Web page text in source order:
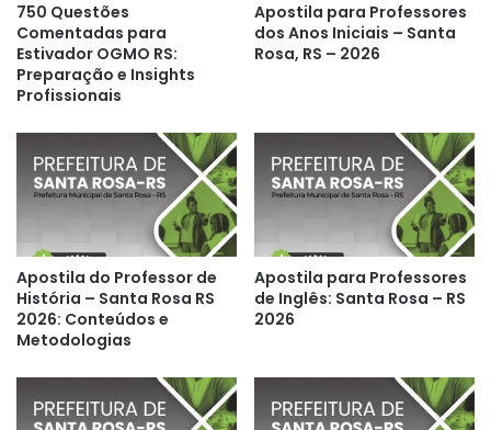
750 Questões
Comentadas para
Estivador OGMO RS:
Preparação e Insights
Profissionais
Apostila para Professores
dos Anos Iniciais – Santa
Rosa, RS – 2026
Apostila do Professor de
História – Santa Rosa RS
2026: Conteúdos e
Metodologias
Apostila para Professores
de Inglês: Santa Rosa – RS
2026